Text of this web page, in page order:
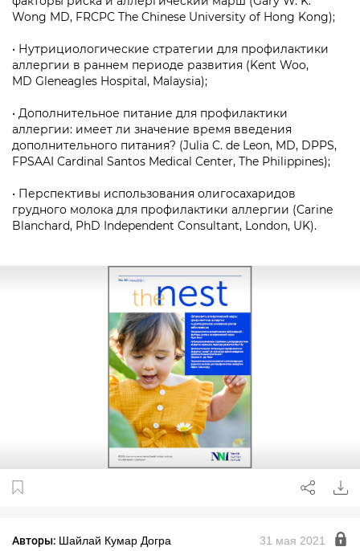
Wong MD, FRCPC The Chinese University of Hong Kong);
• Нутрициологические стратегии для профилактики
аллергии в раннем периоде развития (Kent Woo,
MD Gleneagles Hospital, Malaysia);
• Дополнительное питание для профилактики
аллергии: имеет ли значение время введения
дополнительного питания? (Julia C. de Leon, MD, DPPS,
FPSAAI Cardinal Santos Medical Center, The Philippines);
• Перспективы использования олигосахаридов
грудного молока для профилактики аллергии (Carine
Blanchard, PhD Independent Consultant, London, UK).
Авторы: Шайлай Кумар Догра
31 мая 2021